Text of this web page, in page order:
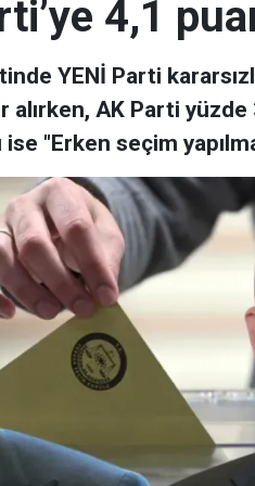
4,1
YENİ Parti
alırken, AK Parti yüzde
ise "Erken seçim